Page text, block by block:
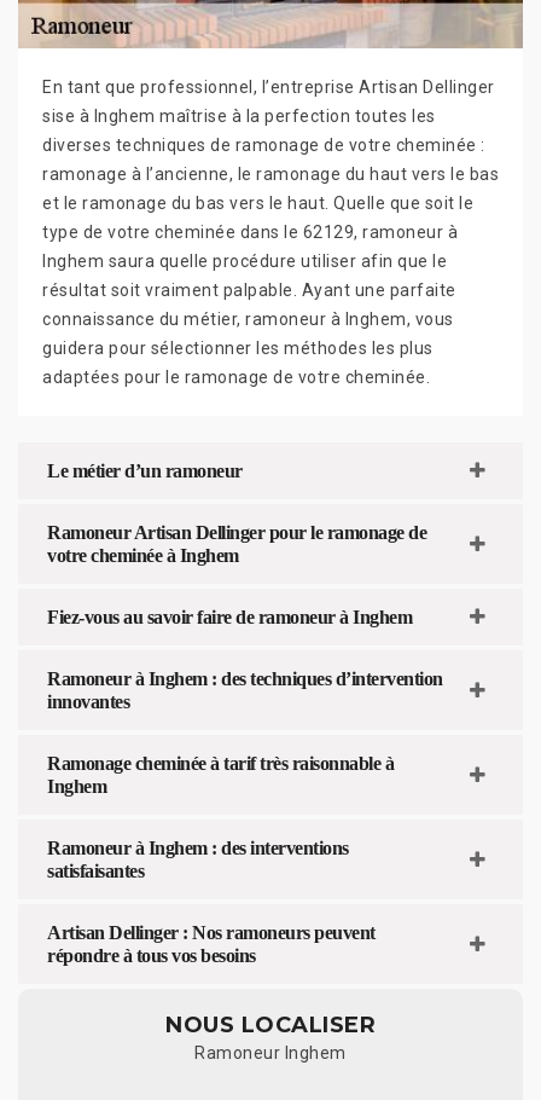
En tant que professionnel, l’entreprise Artisan Dellinger
sise à Inghem maîtrise à la perfection toutes les
diverses techniques de ramonage de votre cheminée :
ramonage à l’ancienne, le ramonage du haut vers le bas
et le ramonage du bas vers le haut. Quelle que soit le
type de votre cheminée dans le 62129, ramoneur à
Inghem saura quelle procédure utiliser afin que le
résultat soit vraiment palpable. Ayant une parfaite
connaissance du métier, ramoneur à Inghem, vous
guidera pour sélectionner les méthodes les plus
adaptées pour le ramonage de votre cheminée.
Le métier d’un ramoneur
Ramoneur Artisan Dellinger pour le ramonage de
votre cheminée à Inghem
Fiez-vous au savoir faire de ramoneur à Inghem
Ramoneur à Inghem : des techniques d’intervention
innovantes
Ramonage cheminée à tarif très raisonnable à
Inghem
Ramoneur à Inghem : des interventions
satisfaisantes
Artisan Dellinger : Nos ramoneurs peuvent
répondre à tous vos besoins
NOUS LOCALISER
Ramoneur Inghem